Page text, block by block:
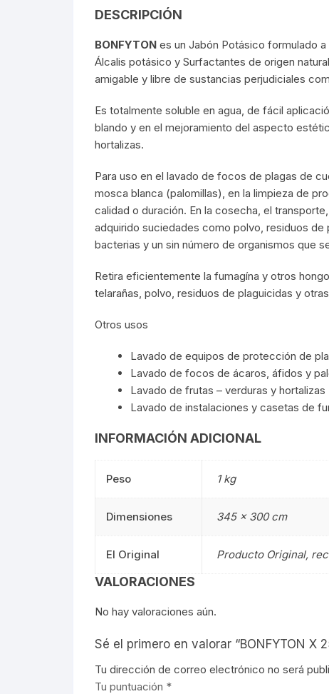
DESCRIPCIÓN
BONFYTON es un Jabón Potásico formulado
Álcalis potásico y Surfactantes de origen
amigable y libre de sustancias perjudiciales
Es totalmente soluble en agua, de fácil
blando y en el mejoramiento del aspecto
hortalizas.
Para uso en el lavado de focos de plagas de
mosca blanca (palomillas), en la limpieza de
calidad o duración. En la cosecha, el
adquirido suciedades como polvo, residuos
bacterias y un sin número de organismos que
Retira eficientemente la fumagína y otros
telarañas, polvo, residuos de plaguicidas y
Otros usos
Lavado de equipos de protección de
Lavado de focos de ácaros, áfidos y
Lavado de frutas – verduras y hortalizas
Lavado de instalaciones y casetas de
INFORMACIÓN ADICIONAL
Peso 1 kg
Dimensiones 345 × 300 cm
El Original Producto Original,
VALORACIONES
No hay valoraciones aún.
Sé el primero en valorar “BONFYTON X
Tu dirección de correo electrónico no será
Tu puntuación *